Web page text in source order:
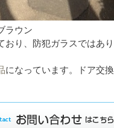
ウン
り、防犯ガラスではあ
になっています。ドア交